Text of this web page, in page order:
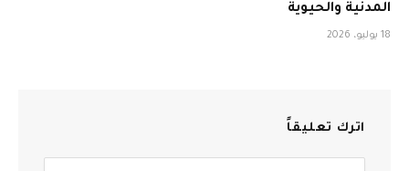
المدنية والحيوية
18 يوليو، 2026
اترك تعليقاً